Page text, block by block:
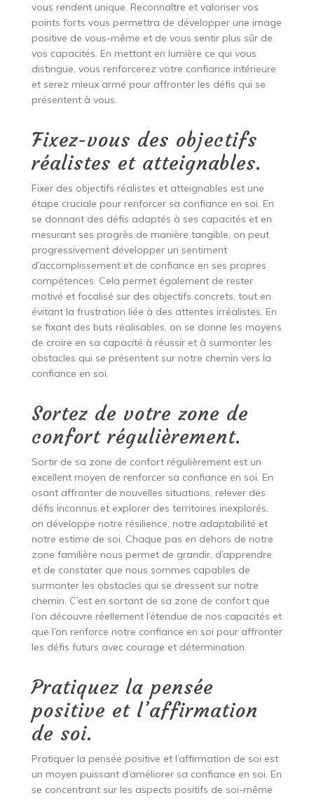
vous rendent unique. Reconnaître et valoriser vos
points forts vous permettra de développer une image
positive de vous-même et de vous sentir plus sûr de
vos capacités. En mettant en lumière ce qui vous
distingue, vous renforcerez votre confiance intérieure
et serez mieux armé pour affronter les défis qui se
présentent à vous.
Fixez-vous des objectifs
réalistes et atteignables.
Fixer des objectifs réalistes et atteignables est une
étape cruciale pour renforcer sa confiance en soi. En
se donnant des défis adaptés à ses capacités et en
mesurant ses progrès de manière tangible, on peut
progressivement développer un sentiment
d’accomplissement et de confiance en ses propres
compétences. Cela permet également de rester
motivé et focalisé sur des objectifs concrets, tout en
évitant la frustration liée à des attentes irréalistes. En
se fixant des buts réalisables, on se donne les moyens
de croire en sa capacité à réussir et à surmonter les
obstacles qui se présentent sur notre chemin vers la
confiance en soi.
Sortez de votre zone de
confort régulièrement.
Sortir de sa zone de confort régulièrement est un
excellent moyen de renforcer sa confiance en soi. En
osant affronter de nouvelles situations, relever des
défis inconnus et explorer des territoires inexplorés,
on développe notre résilience, notre adaptabilité et
notre estime de soi. Chaque pas en dehors de notre
zone familière nous permet de grandir, d’apprendre
et de constater que nous sommes capables de
surmonter les obstacles qui se dressent sur notre
chemin. C’est en sortant de sa zone de confort que
l’on découvre réellement l’étendue de nos capacités et
que l’on renforce notre confiance en soi pour affronter
les défis futurs avec courage et détermination.
Pratiquez la pensée
positive et l’affirmation
de soi.
Pratiquer la pensée positive et l’affirmation de soi est
un moyen puissant d’améliorer sa confiance en soi. En
se concentrant sur les aspects positifs de soi-même